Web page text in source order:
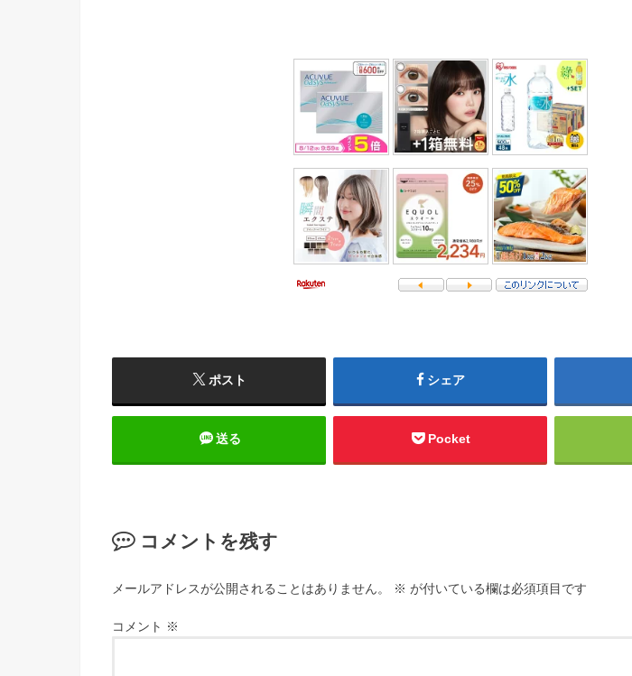
ポスト シェア
送る Pocket
コメントを残す
メールアドレスが公開されることはありません。 ※ が付いている欄は必須項目です
コメント ※